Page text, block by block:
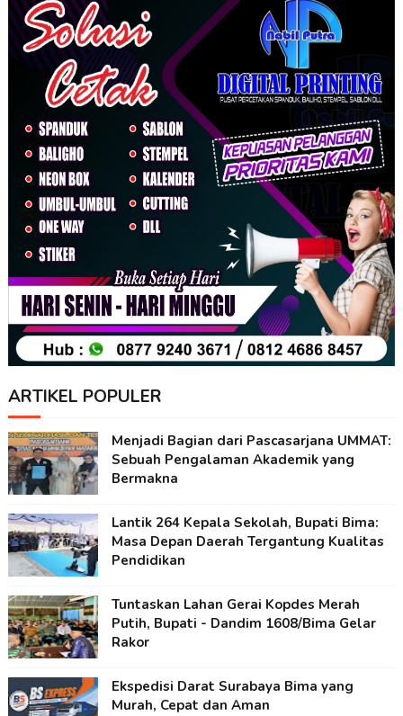
ARTIKEL POPULER
Menjadi Bagian dari Pascasarjana UMMAT:
Sebuah Pengalaman Akademik yang
Bermakna
Lantik 264 Kepala Sekolah, Bupati Bima:
Masa Depan Daerah Tergantung Kualitas
Pendidikan
Tuntaskan Lahan Gerai Kopdes Merah
Putih, Bupati - Dandim 1608/Bima Gelar
Rakor
Ekspedisi Darat Surabaya Bima yang
Murah, Cepat dan Aman